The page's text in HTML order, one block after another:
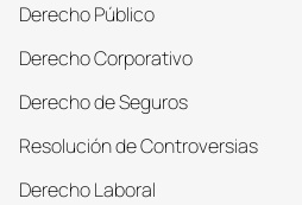
Derecho Público
Derecho Corporativo
Derecho de Seguros
Resolución de Controversias
Derecho Laboral